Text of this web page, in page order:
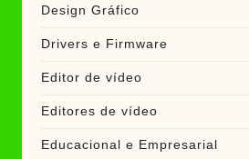
Design Gráfico
Drivers e Firmware
Editor de vídeo
Editores de vídeo
Educacional e Empresarial